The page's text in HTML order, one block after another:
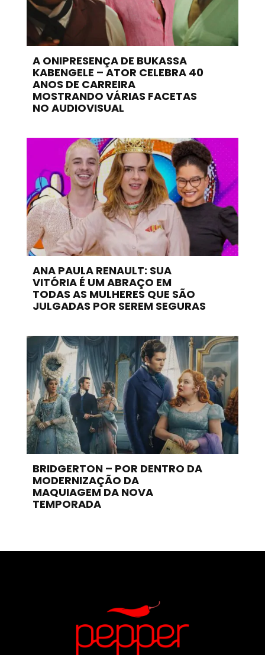
A ONIPRESENÇA DE BUKASSA
KABENGELE – ATOR CELEBRA 40
ANOS DE CARREIRA
MOSTRANDO VÁRIAS FACETAS
NO AUDIOVISUAL
ANA PAULA RENAULT: SUA
VITÓRIA É UM ABRAÇO EM
TODAS AS MULHERES QUE SÃO
JULGADAS POR SEREM SEGURAS
BRIDGERTON – POR DENTRO DA
MODERNIZAÇÃO DA
MAQUIAGEM DA NOVA
TEMPORADA